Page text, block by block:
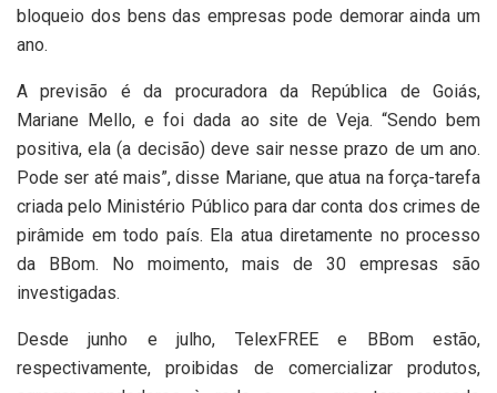
bloqueio dos bens das empresas pode demorar ainda um
ano.
A previsão é da procuradora da República de Goiás,
Mariane Mello, e foi dada ao site de Veja. “Sendo bem
positiva, ela (a decisão) deve sair nesse prazo de um ano.
Pode ser até mais”, disse Mariane, que atua na força-tarefa
criada pelo Ministério Público para dar conta dos crimes de
pirâmide em todo país. Ela atua diretamente no processo
da BBom. No moimento, mais de 30 empresas são
investigadas.
Desde junho e julho, TelexFREE e BBom estão,
respectivamente, proibidas de comercializar produtos,